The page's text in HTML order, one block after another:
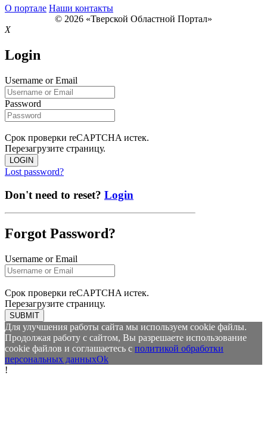
О портале Наши контакты
© 2026 «Тверской Областной Портал»
X
Login
Username or Email
Password
Срок проверки reCAPTCHA истек.
Перезагрузите страницу.
LOGIN
Lost password?
Don't need to reset? Login
Forgot Password?
Username or Email
Срок проверки reCAPTCHA истек.
Перезагрузите страницу.
SUBMIT
Для улучшения работы сайта мы используем cookie файлы.
Продолжая работу с сайтом, Вы разрешаете использование
cookie файлов и соглашаетесь с политикой обработки
персональных данныхOk
!